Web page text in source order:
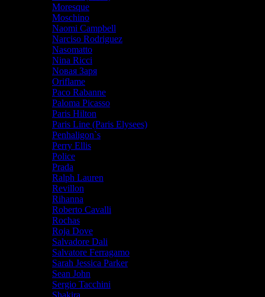
Moresque
Moschino
Naomi Campbell
Narciso Rodriguez
Nasomatto
Nina Ricci
Nовая Заря
Oriflame
Paco Rabanne
Paloma Picasso
Paris Hilton
Paris Line (Paris Elysees)
Penhaligon`s
Perry Ellis
Police
Prada
Ralph Lauren
Revillon
Rihanna
Roberto Cavalli
Rochas
Roja Dove
Salvadore Dali
Salvatore Ferragamo
Sarah Jessica Parker
Sean John
Sergio Tacchini
Shakira